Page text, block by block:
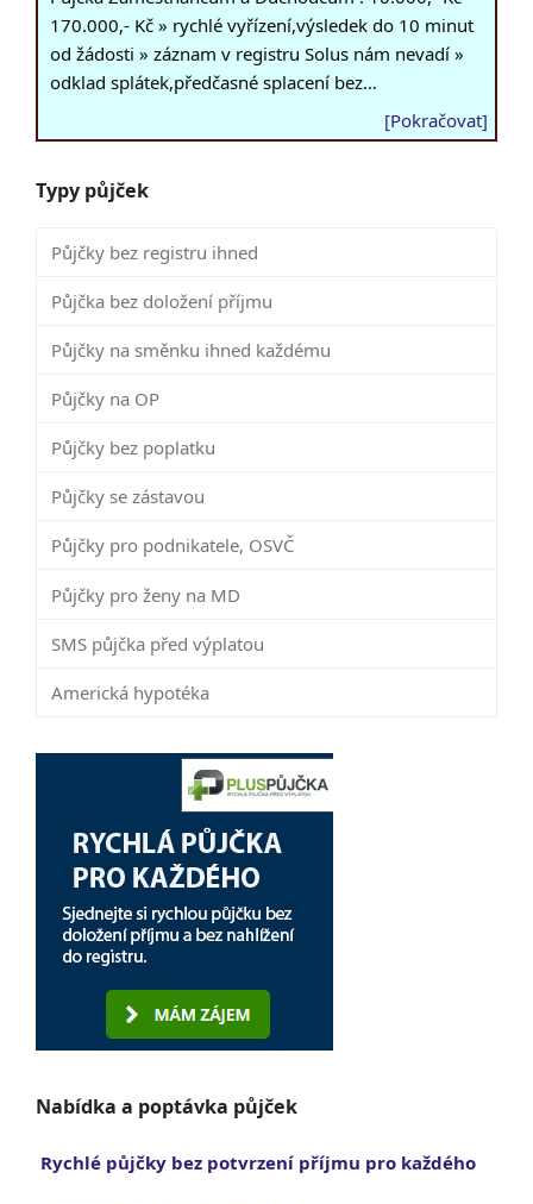
170.000,- Kč » rychlé vyřízení,výsledek do 10 minut
od žádosti » záznam v registru Solus nám nevadí »
odklad splátek,předčasné splacení bez…
[Pokračovat]
Typy půjček
Půjčky bez registru ihned
Půjčka bez doložení příjmu
Půjčky na směnku ihned každému
Půjčky na OP
Půjčky bez poplatku
Půjčky se zástavou
Půjčky pro podnikatele, OSVČ
Půjčky pro ženy na MD
SMS půjčka před výplatou
Americká hypotéka
Nabídka a poptávka půjček
Rychlé půjčky bez potvrzení příjmu pro každého